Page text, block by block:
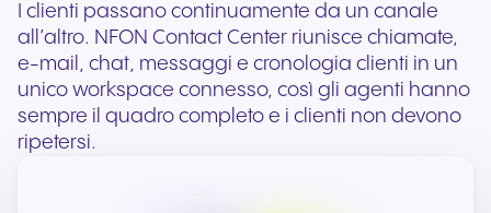
I clienti passano continuamente da un canale
all’altro. NFON Contact Center riunisce chiamate,
e-mail, chat, messaggi e cronologia clienti in un
unico workspace connesso, così gli agenti hanno
sempre il quadro completo e i clienti non devono
ripetersi.